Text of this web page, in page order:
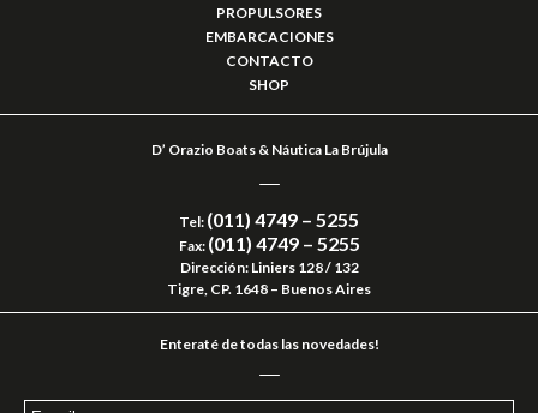
PROPULSORES
EMBARCACIONES
CONTACTO
SHOP
D’ Orazio Boats & Náutica La Brújula
Tel: (011) 4749 – 5255
Fax: (011) 4749 – 5255
Dirección: Liniers 128 / 132
Tigre, CP. 1648 – Buenos Aires
Enteraté de todas las novedades!